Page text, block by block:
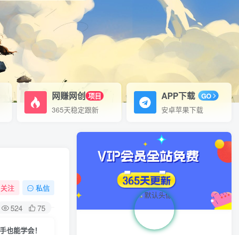
网赚网创 项目
365天稳定跟新
APP下载 GO
安卓苹果下载
关注 私信
524 75
也能学会！